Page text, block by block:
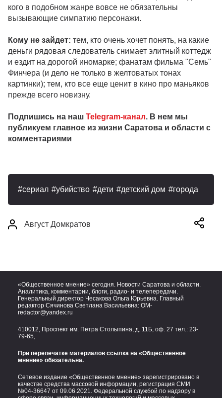
кого в подобном жанре вовсе не обязательны
вызывающие симпатию персонажи.
Кому не зайдет: тем, кто очень хочет понять, на какие
деньги рядовая следователь снимает элитный коттедж
и ездит на дорогой иномарке; фанатам фильма "Семь"
Финчера (и дело не только в желтоватых тонах
картинки); тем, кто все еще ценит в кино про маньяков
прежде всего новизну.
Подпишись на наш Telegram-канал. В нем мы
публикуем главное из жизни Саратова и области с
комментариями
сериал убийство дети детский дом города
Август Домкратов
«Общественное мнение» сегодня. Новости Саратова и области.
Аналитика, комментарии, блоги, радио- и телепередачи.
Генеральный директор Чесакова Ольга Юрьевна. Главный
редактор Сячинова Светлана Васильевна: OM-
redactor@yandex.ru
410012, Проспект им. Петра Столыпина, д. 11Б, оф. 27 тел.: 23-
79-65,
При перепечатке материалов ссылка на «Общественное
мнение» обязательна.
Сетевое издание «Общественное мнение» зарегистрировано в
качестве средства массовой информации, регистрация СМИ
№04-36647 от 09.06.2021. Федеральной службой по надзору в